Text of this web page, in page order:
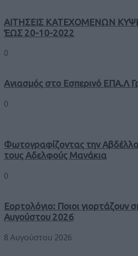
ΑΙΤΗΣΕΙΣ ΚΑΤΕΧΟΜΕΝΩΝ
ΈΩΣ 20-10-2022
0
Αγιασμός στο Εσπερινό ΕΠΑ.Λ
0
Φωτογραφίζοντας την
τους Αδελφούς Μανάκια
0
Εορτολόγιο: Ποιοι γιορτάζουν
Αυγούστου 2026
8 Αυγούστου 2026